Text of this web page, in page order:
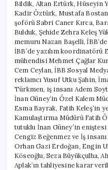
Bildik, Altan Ertürk, Hüseyin
Kadir Öztürk, Mustafa
şoförü Sabri Caner Kırca,
Bulduk, Şehide Zehra Keleş
memuru Nazan Başelli,
İBB’de yazılım koordinatörü
mühendisi Mehmet Çağlar
Cem Ceylan, İBB Sosyal
reklamcı Yusuf Utku Şahin,
Türkmen, iş insanı Adem
İnan Güney’in Özel Kalem
Esma Bayrak, Fatih Keleş’in
Kamulaştırma Müdürü Fatih
tutuklu İnan Güney’in
Cengiz Beğenmez ve İş
Orhan Gazi Erdoğan, Engin
Köseoğlu, Seza Büyükçulha,
Aplak’ın tahliyesine karar